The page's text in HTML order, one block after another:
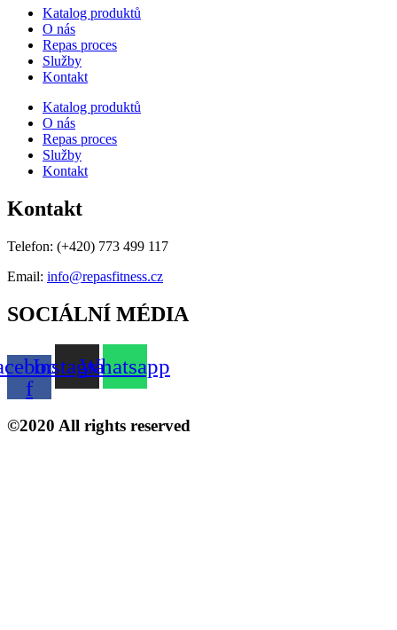
Katalog produktů
O nás
Repas proces
Služby
Kontakt
Katalog produktů
O nás
Repas proces
Služby
Kontakt
Kontakt
Telefon: (+420) 773 499 117
Email: info@repasfitness.cz
SOCIÁLNÍ MÉDIA
f
InstagramWhatsapp
©2020 All rights reserved